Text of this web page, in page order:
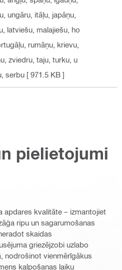
ungāru, itāļu, japāņu,
latviešu, malajiešu, ho
rumāņu, krievu,
zviedru, taju, turku, u
serbu [ 971.5 KB ]
pielietojumi
apdares kvalitāte – izmantojiet
ripu un sagarumošanas
skaidas
griezējzobi uzlabo
nodrošinot vienmērīgākus
kalpošanas laiku